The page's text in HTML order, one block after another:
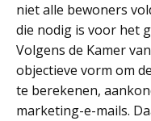
niet alle bewoners
die nodig is voor het
Volgens de Kamer
objectieve vorm om
te berekenen,
marketing-e-mails.